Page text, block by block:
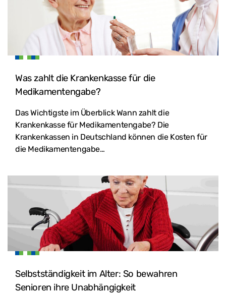
Was zahlt die Krankenkasse für die
Medikamentengabe?
Das Wichtigste im Überblick Wann zahlt die
Krankenkasse für Medikamentengabe? Die
Krankenkassen in Deutschland können die Kosten für
die Medikamentengabe…
Selbstständigkeit im Alter: So bewahren
Senioren ihre Unabhängigkeit